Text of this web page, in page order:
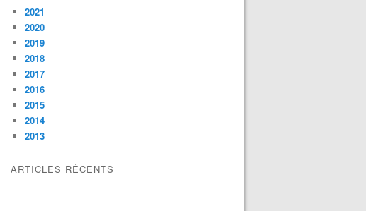
2021
2020
2019
2018
2017
2016
2015
2014
2013
ARTICLES RÉCENTS